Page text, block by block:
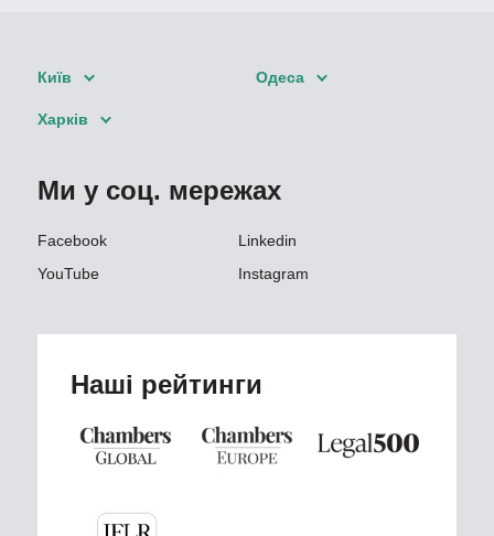
Київ Одеса
Харків
Ми у соц. мережах
Facebook
Linkedin
YouTube
Instagram
Наші рейтинги